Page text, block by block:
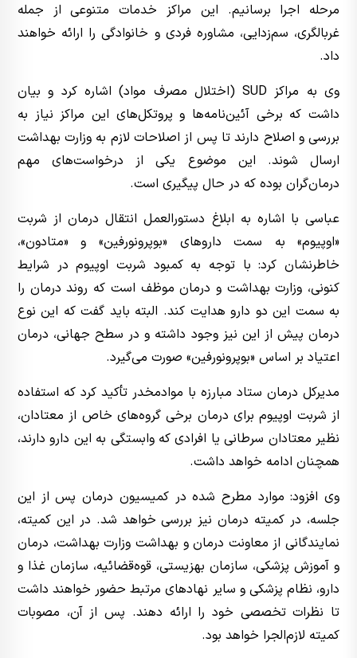
مرحله اجرا برسانیم. این مراکز خدمات متنوعی از جمله
غربالگری، سم‌زدایی، مشاوره فردی و خانوادگی را ارائه خواهند
داد.
وی به مراکز SUD (اختلال مصرف مواد) اشاره کرد و بیان
داشت که برخی آئین‌نامه‌ها و پروتکل‌های این مراکز نیاز به
بررسی و اصلاح دارند تا پس از اصلاحات لازم به وزارت بهداشت
ارسال شوند. این موضوع یکی از درخواست‌های مهم
درمان‌گران بوده که در حال پیگیری است.
عباسی با اشاره به ابلاغ دستورالعمل انتقال درمان از شربت
«اوپیوم» به سمت داروهای «بوپرونورفین» و «متادون»،
خاطرنشان کرد: با توجه به کمبود شربت اوپیوم در شرایط
کنونی، وزارت بهداشت و درمان موظف است که روند درمان را
به سمت این دو دارو هدایت کند. البته باید گفت که این نوع
درمان پیش از این نیز وجود داشته و در سطح جهانی، درمان
اعتیاد بر اساس «بوپرونورفین» صورت می‌گیرد.
مدیرکل درمان ستاد مبارزه با موادمخدر تأکید کرد که استفاده
از شربت اوپیوم برای درمان برخی گروه‌های خاص از معتادان،
نظیر معتادان سرطانی یا افرادی که وابستگی به این دارو دارند،
همچنان ادامه خواهد داشت.
وی افزود: موارد مطرح شده در کمیسیون درمان پس از این
جلسه، در کمیته درمان نیز بررسی خواهد شد. در این کمیته،
نمایندگانی از معاونت درمان و بهداشت وزارت بهداشت، درمان
و آموزش پزشکی، سازمان بهزیستی، قوه‌قضائیه، سازمان غذا و
دارو، نظام پزشکی و سایر نهادهای مرتبط حضور خواهند داشت
تا نظرات تخصصی خود را ارائه دهند. پس از آن، مصوبات
کمیته لازم‌الجرا خواهد بود.